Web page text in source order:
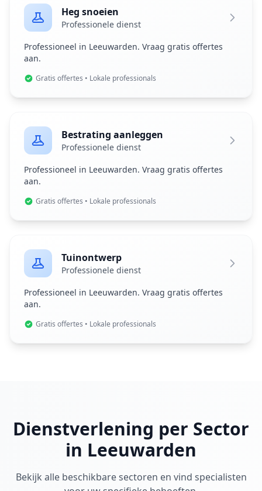
Heg snoeien
Professionele dienst
Professioneel in Leeuwarden. Vraag gratis offertes
aan.
Gratis offertes • Lokale professionals
Bestrating aanleggen
Professionele dienst
Professioneel in Leeuwarden. Vraag gratis offertes
aan.
Gratis offertes • Lokale professionals
Tuinontwerp
Professionele dienst
Professioneel in Leeuwarden. Vraag gratis offertes
aan.
Gratis offertes • Lokale professionals
Dienstverlening per Sector
in Leeuwarden
Bekijk alle beschikbare sectoren en vind specialisten